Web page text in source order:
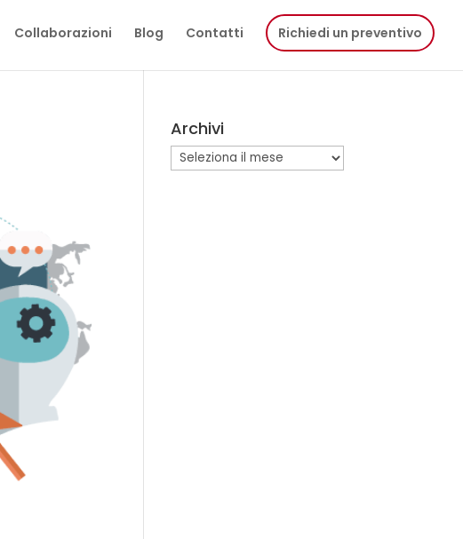
Collaborazioni Blog Contatti Richiedi un preventivo
Archivi
Archivi